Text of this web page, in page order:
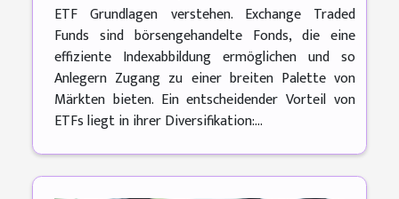
ETF Grundlagen verstehen. Exchange Traded
Funds sind börsengehandelte Fonds, die eine
effiziente Indexabbildung ermöglichen und so
Anlegern Zugang zu einer breiten Palette von
Märkten bieten. Ein entscheidender Vorteil von
ETFs liegt in ihrer Diversifikation:...